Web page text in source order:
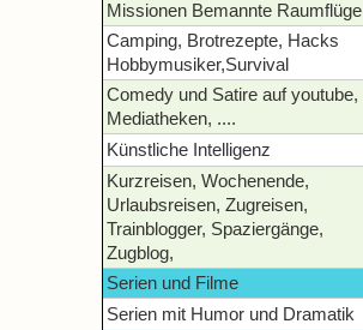
Missionen Bemannte Raumflüge
Camping, Brotrezepte, Hacks
Hobbymusiker,Survival
Comedy und Satire auf youtube,
Mediatheken, ....
Künstliche Intelligenz
Kurzreisen, Wochenende,
Urlaubsreisen, Zugreisen,
Trainblogger, Spaziergänge,
Zugblog,
Serien und Filme
Serien mit Humor und Dramatik